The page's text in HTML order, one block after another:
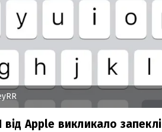
Apple викликало запеклі